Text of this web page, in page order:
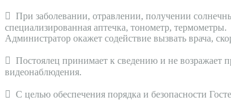
 При заболевании, отравлении, получении
специализированная аптечка, тонометр, термометры.
Администратор окажет содействие вызвать врача,
 Постоялец принимает к сведению и не возражает
видеонаблюдения.
 С целью обеспечения порядка и безопасности